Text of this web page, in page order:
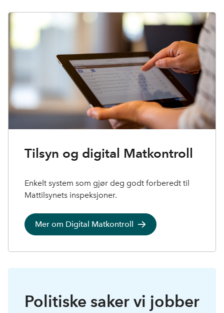
Tilsyn og digital Matkontroll
Enkelt system som gjør deg godt forberedt til
Mattilsynets inspeksjoner.
Mer om Digital Matkontroll
Politiske saker vi jobber